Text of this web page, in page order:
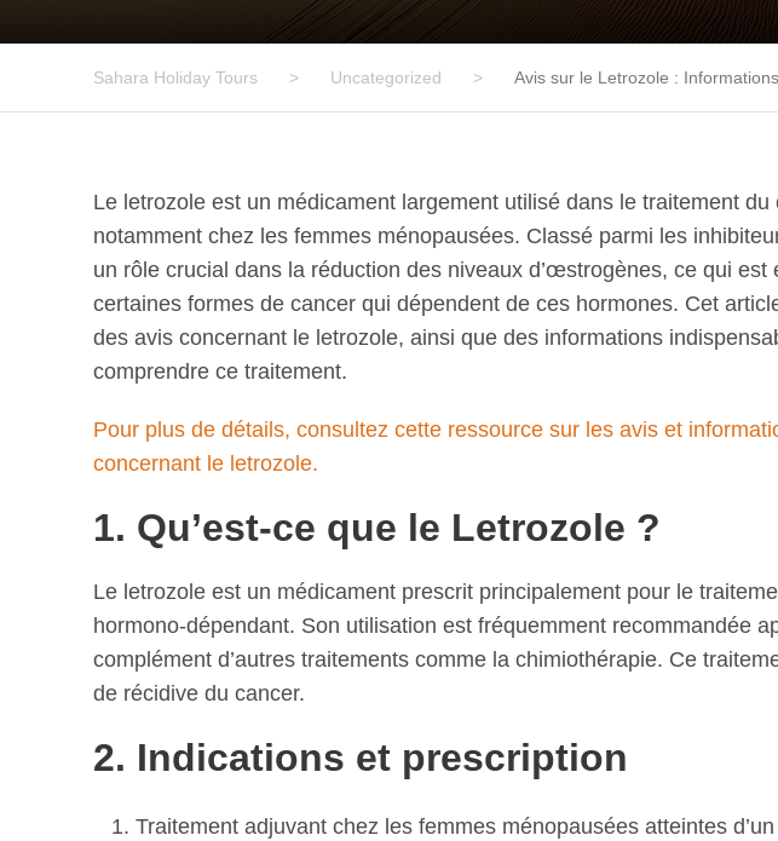
Sahara Holiday Tours > Uncategorized > Avis sur le Letrozole :
Le letrozole est un médicament largement utilisé dans le traitement du
notamment chez les femmes ménopausées. Classé parmi les
un rôle crucial dans la réduction des niveaux d’œstrogènes, ce qui est
certaines formes de cancer qui dépendent de ces hormones. Cet
des avis concernant le letrozole, ainsi que des informations
comprendre ce traitement.
Pour plus de détails, consultez cette ressource sur les avis et
concernant le letrozole.
1. Qu’est-ce que le Letrozole ?
Le letrozole est un médicament prescrit principalement pour le
hormono-dépendant. Son utilisation est fréquemment recommandée
complément d’autres traitements comme la chimiothérapie. Ce
de récidive du cancer.
2. Indications et prescription
Traitement adjuvant chez les femmes ménopausées atteintes